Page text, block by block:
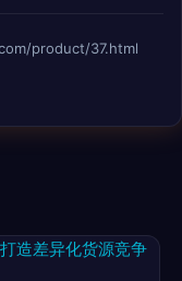
product/37.html